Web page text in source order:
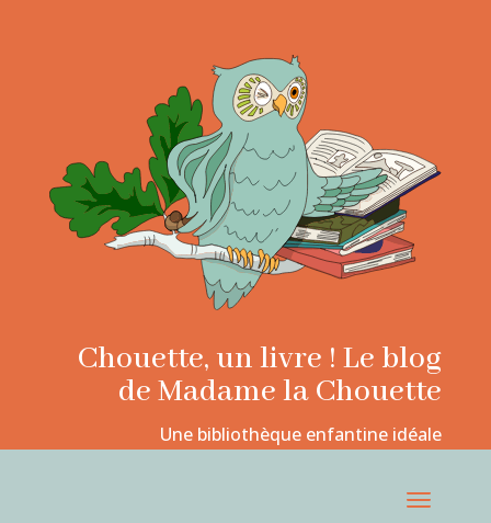
Chouette, un livre ! Le blog
de Madame la Chouette
Une bibliothèque enfantine idéale